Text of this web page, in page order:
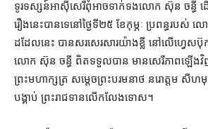
ទូរទស្សន៍​អាស៊ីសេរី​ពុំ​អាច​ទាក់ទង​លោក ស៊ុន ចន្ធី ដើ
រឿង​នេះ​បានទេ​នៅ​ថ្ងៃទី​២៥ ខែកុម្ភៈ ប្រពន្ធ​របស់ ល
ដដែល​នេះ បាន​សរសេរ​សារ​យ៉ាង​ខ្លី នៅ​លើ​ហ្វេស
លោក ស៊ុន ចន្ធី ពិត​ទទួល​បាន មាន​សេរីភាព​ឡើងវិ
ព្រះមហាក្សត្រ សម្ដេចព្រះ​បរមនាថ នរោត្តម សីហមុ
បង្គាប់ ព្រះរាជទាន​លើកលែងទោស។